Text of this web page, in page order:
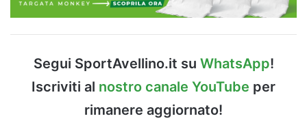
Segui SportAvellino.it su WhatsApp!
Iscriviti al nostro canale YouTube per
rimanere aggiornato!